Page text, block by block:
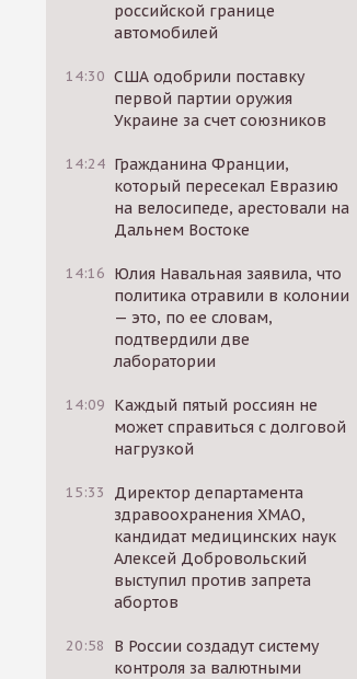
российской границе
автомобилей
14:30 США одобрили поставку
первой партии оружия
Украине за счет союзников
14:24 Гражданина Франции,
который пересекал Евразию
на велосипеде, арестовали на
Дальнем Востоке
14:16 Юлия Навальная заявила, что
политика отравили в колонии
— это, по ее словам,
подтвердили две
лаборатории
14:09 Каждый пятый россиян не
может справиться с долговой
нагрузкой
15:33
Директор департамента
здравоохранения ХМАО,
кандидат медицинских наук
Алексей Добровольский
выступил против запрета
абортов
20:58
В России создадут систему
контроля за валютными